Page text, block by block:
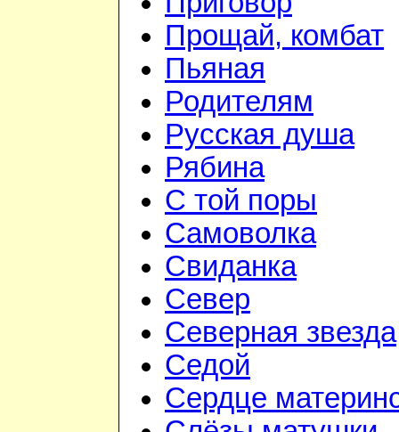
Прощай, комбат
Пьяная
Родителям
Русская душа
Рябина
С той поры
Самоволка
Свиданка
Север
Северная звезда
Седой
Сердце